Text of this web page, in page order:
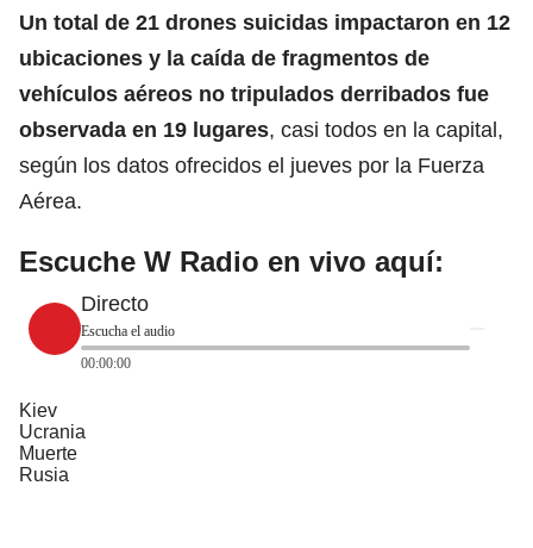
Un total de 21 drones suicidas impactaron en 12
ubicaciones y la caída de fragmentos de
vehículos aéreos no tripulados derribados fue
observada en 19 lugares, casi todos en la capital,
según los datos ofrecidos el jueves por la Fuerza
Aérea.
Escuche W Radio en vivo aquí:
Directo
Escucha el audio
00:00:00
Kiev
Ucrania
Muerte
Rusia